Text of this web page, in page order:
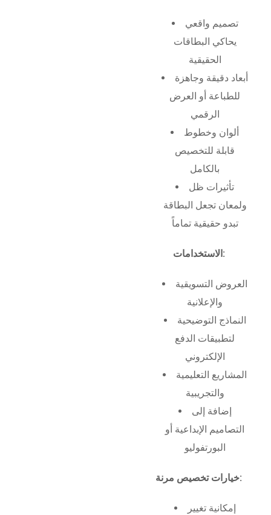
تصميم واقعي
يحاكي البطاقات
الحقيقية
أبعاد دقيقة وجاهزة
للطباعة أو العرض
الرقمي
ألوان وخطوط
قابلة للتخصيص
بالكامل
تأثيرات ظل
ولمعان تجعل البطاقة
تبدو حقيقية تماماً
الاستخدامات:
العروض التسويقية
والإعلانية
النماذج التوضيحية
لتطبيقات الدفع
الإلكتروني
المشاريع التعليمية
والتجريبية
إضافة إلى
التصاميم الإبداعية أو
البورتفوليو
خيارات تخصيص مرنة:
إمكانية تغيير